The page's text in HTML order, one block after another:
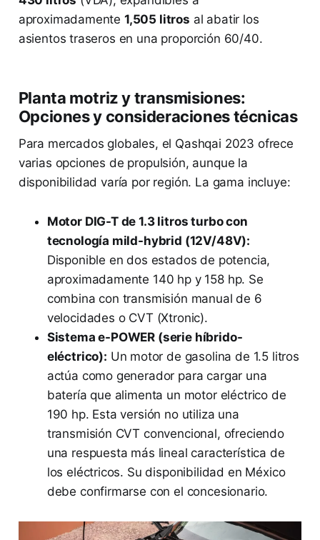
aproximadamente 1,505 litros al abatir los
asientos traseros en una proporción 60/40.
Planta motriz y transmisiones:
Opciones y consideraciones técnicas
Para mercados globales, el Qashqai 2023 ofrece
varias opciones de propulsión, aunque la
disponibilidad varía por región. La gama incluye:
Motor DIG-T de 1.3 litros turbo con
tecnología mild-hybrid (12V/48V):
Disponible en dos estados de potencia,
aproximadamente 140 hp y 158 hp. Se
combina con transmisión manual de 6
velocidades o CVT (Xtronic).
Sistema e-POWER (serie híbrido-
eléctrico): Un motor de gasolina de 1.5 litros
actúa como generador para cargar una
batería que alimenta un motor eléctrico de
190 hp. Esta versión no utiliza una
transmisión CVT convencional, ofreciendo
una respuesta más lineal característica de
los eléctricos. Su disponibilidad en México
debe confirmarse con el concesionario.